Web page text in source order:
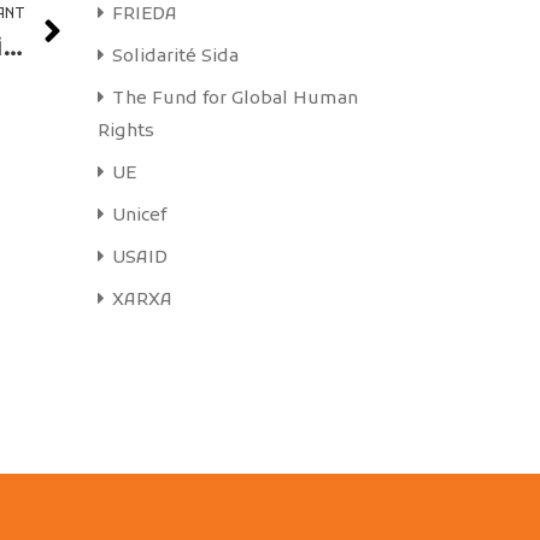
L’importance de l’approche par les paires dans la riposte du VIH
FRIEDA
Solidarité Sida
The Fund for Global Human
Rights
UE
Unicef
USAID
XARXA